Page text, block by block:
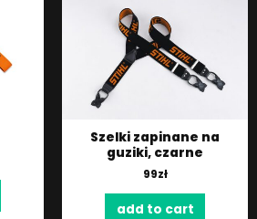
Szelki zapinane na
guziki, czarne
99zł
add to cart